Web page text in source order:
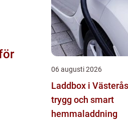
06 augusti 2026
Laddbox i
trygg och smart
hemmaladdning